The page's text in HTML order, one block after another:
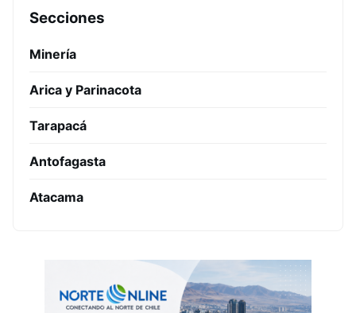
Secciones
Minería
Arica y Parinacota
Tarapacá
Antofagasta
Atacama